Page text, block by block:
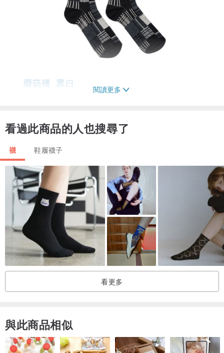
閱讀更多
看過此商品的人也搜尋了
襪 鞋履襪子
看更多
與此商品相似